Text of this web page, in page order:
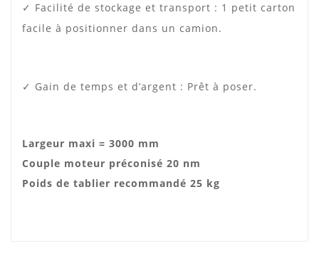
✓ Facilité de stockage et transport : 1 petit carton
facile à positionner dans un camion.
✓ Gain de temps et d’argent : Prêt à poser.
Largeur maxi = 3000 mm
Couple moteur préconisé 20 nm
Poids de tablier recommandé 25 kg